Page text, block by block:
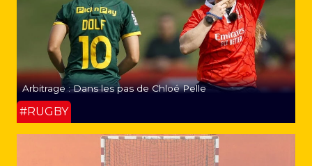
Arbitrage : Dans les pas de Chloé Pelle
#RUGBY